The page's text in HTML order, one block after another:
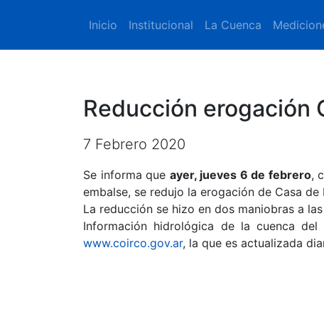
Inicio Institucional La Cuenca
Reducción erogación
7 Febrero 2020
Se informa que ayer, jueves 6 de febrero,
embalse, se redujo la erogación de Casa de
La reducción se hizo en dos maniobras a
Información hidrológica de la cuenca
www.coirco.gov.ar, la que es actualizada